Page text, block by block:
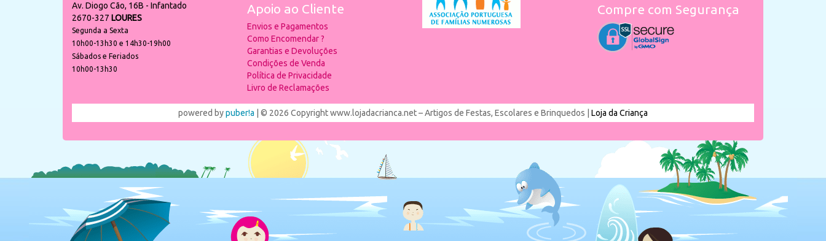
Av. Diogo Cão, 16B - Infantado
2670-327 LOURES
Segunda a Sexta
10h00-13h30 e 14h30-19h00
Sábados e Feriados
10h00-13h30
Apoio ao Cliente
Envios e Pagamentos
Como Encomendar ?
Garantias e Devoluções
Condições de Venda
Política de Privacidade
Livro de Reclamações
Compre com Segurança
powered bypuber!a | © 2026 Copyright www.lojadacrianca.net – Artigos de Festas, Escolares e Brinquedos | Loja da Criança